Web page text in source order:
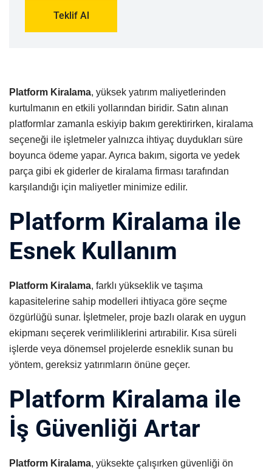
Platform Kiralama, yüksek yatırım maliyetlerinden
kurtulmanın en etkili yollarından biridir. Satın alınan
platformlar zamanla eskiyip bakım gerektirirken, kiralama
seçeneği ile işletmeler yalnızca ihtiyaç duydukları süre
boyunca ödeme yapar. Ayrıca bakım, sigorta ve yedek
parça gibi ek giderler de kiralama firması tarafından
karşılandığı için maliyetler minimize edilir.
Platform Kiralama ile
Esnek Kullanım
Platform Kiralama, farklı yükseklik ve taşıma
kapasitelerine sahip modelleri ihtiyaca göre seçme
özgürlüğü sunar. İşletmeler, proje bazlı olarak en uygun
ekipmanı seçerek verimliliklerini artırabilir. Kısa süreli
işlerde veya dönemsel projelerde esneklik sunan bu
yöntem, gereksiz yatırımların önüne geçer.
Platform Kiralama ile
İş Güvenliği Artar
Platform Kiralama, yüksekte çalışırken güvenliği ön